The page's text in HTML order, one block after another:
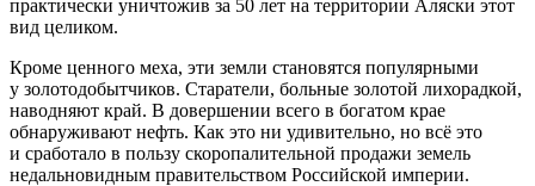
практически уничтожив за 50 лет на территории Аляски этот
вид целиком.
Кроме ценного меха, эти земли становятся популярными
у золотодобытчиков. Старатели, больные золотой лихорадкой,
наводняют край. В довершении всего в богатом крае
обнаруживают нефть. Как это ни удивительно, но всё это
и сработало в пользу скоропалительной продажи земель
недальновидным правительством Российской империи.